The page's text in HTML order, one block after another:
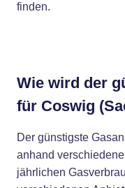
finden.
Wie wird der
für Coswig
Der günstigste
anhand
jährlichen